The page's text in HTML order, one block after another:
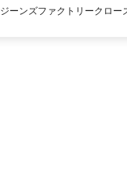
ジーンズファクトリークロー